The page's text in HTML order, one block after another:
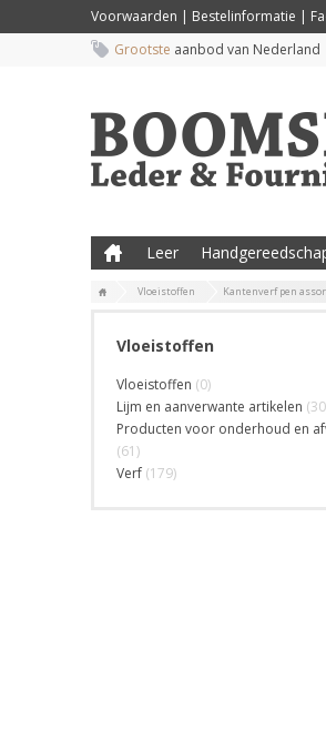
Voorwaarden | Bestelinformatie |
Grootste aanbod van Nederland
Leer
Vloeistoffen Kantenverf pen
Vloeistoffen
Vloeistoffen (0)
Lijm en aanverwante artikelen
Producten voor onderhoud en
(61)
Verf (179)